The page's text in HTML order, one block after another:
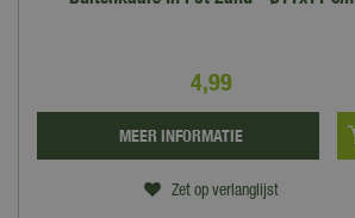
4,99
Zet op verlanglijst
MEER INFORMATIE